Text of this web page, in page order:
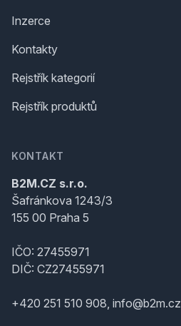
Inzerce
Kontakty
Rejstřík kategorií
Rejstřík produktů
KONTAKT
B2M.CZ s.r.o.
Šafránkova 1243/3
155 00 Praha 5
IČO: 27455971
DIČ: CZ27455971
+420 251 510 908, info@b2m.cz